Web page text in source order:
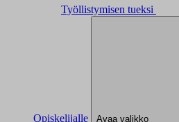
Työllistymisen tueksi
Opiskelijalle Avaa valikko